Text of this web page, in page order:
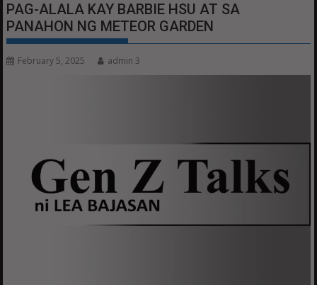
PAG-ALALA KAY BARBIE HSU AT SA
PANAHON NG METEOR GARDEN
February 5, 2025 admin 3